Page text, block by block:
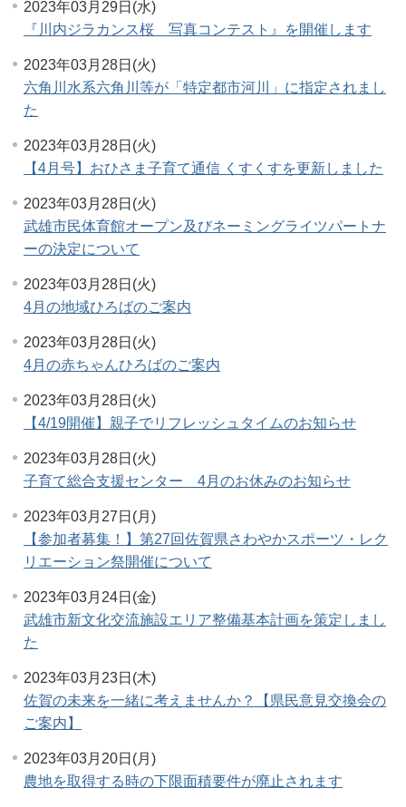
2023年03月29日(水)
『川内ジラカンス桜 写真コンテスト』を開催します
2023年03月28日(火)
六角川水系六角川等が「特定都市河川」に指定されまし
た
2023年03月28日(火)
【4月号】おひさま子育て通信 くすくすを更新しました
2023年03月28日(火)
武雄市民体育館オープン及びネーミングライツパートナ
ーの決定について
2023年03月28日(火)
4月の地域ひろばのご案内
2023年03月28日(火)
4月の赤ちゃんひろばのご案内
2023年03月28日(火)
【4/19開催】親子でリフレッシュタイムのお知らせ
2023年03月28日(火)
子育て総合支援センター 4月のお休みのお知らせ
2023年03月27日(月)
【参加者募集！】第27回佐賀県さわやかスポーツ・レク
リエーション祭開催について
2023年03月24日(金)
武雄市新文化交流施設エリア整備基本計画を策定しまし
た
2023年03月23日(木)
佐賀の未来を一緒に考えませんか？【県民意見交換会の
ご案内】
2023年03月20日(月)
農地を取得する時の下限面積要件が廃止されます